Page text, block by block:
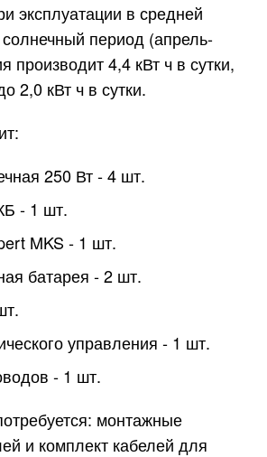
эксплуатации в средней
период (апрель-
производит 4,4 кВт ч в сутки,
2,0 кВт ч в сутки.
250 Вт ‑ 4 шт.
‑ 1 шт.
MKS ‑ 1 шт.
батарея ‑ 2 шт.
управления ‑ 1 шт.
‑ 1 шт.
монтажные
и комплект кабелей для